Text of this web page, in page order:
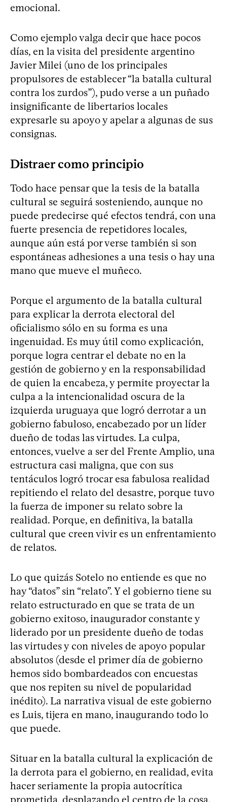
emocional.
Como ejemplo valga decir que hace pocos
días, en la visita del presidente argentino
Javier Milei (uno de los principales
propulsores de establecer “la batalla cultural
contra los zurdos”), pudo verse a un puñado
insignificante de libertarios locales
expresarle su apoyo y apelar a algunas de sus
consignas.
Distraer como principio
Todo hace pensar que la tesis de la batalla
cultural se seguirá sosteniendo, aunque no
puede predecirse qué efectos tendrá, con una
fuerte presencia de repetidores locales,
aunque aún está por verse también si son
espontáneas adhesiones a una tesis o hay una
mano que mueve el muñeco.
Porque el argumento de la batalla cultural
para explicar la derrota electoral del
oficialismo sólo en su forma es una
ingenuidad. Es muy útil como explicación,
porque logra centrar el debate no en la
gestión de gobierno y en la responsabilidad
de quien la encabeza, y permite proyectar la
culpa a la intencionalidad oscura de la
izquierda uruguaya que logró derrotar a un
gobierno fabuloso, encabezado por un líder
dueño de todas las virtudes. La culpa,
entonces, vuelve a ser del Frente Amplio, una
estructura casi maligna, que con sus
tentáculos logró trocar esa fabulosa realidad
repitiendo el relato del desastre, porque tuvo
la fuerza de imponer su relato sobre la
realidad. Porque, en definitiva, la batalla
cultural que creen vivir es un enfrentamiento
de relatos.
Lo que quizás Sotelo no entiende es que no
hay “datos” sin “relato”. Y el gobierno tiene su
relato estructurado en que se trata de un
gobierno exitoso, inaugurador constante y
liderado por un presidente dueño de todas
las virtudes y con niveles de apoyo popular
absolutos (desde el primer día de gobierno
hemos sido bombardeados con encuestas
que nos repiten su nivel de popularidad
inédito). La narrativa visual de este gobierno
es Luis, tijera en mano, inaugurando todo lo
que puede.
Situar en la batalla cultural la explicación de
la derrota para el gobierno, en realidad, evita
hacer seriamente la propia autocrítica
prometida, desplazando el centro de la cosa.